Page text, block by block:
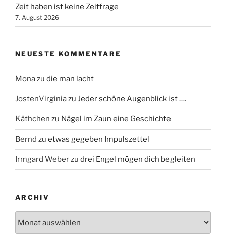
Zeit haben ist keine Zeitfrage
7. August 2026
NEUESTE KOMMENTARE
Monazu die man lacht
JostenVirginiazu Jeder schöne Augenblick ist ….
Käthchen zu Nägel im Zaun eine Geschichte
Bernd zu etwas gegeben Impulszettel
Irmgard Weberzu drei Engel mögen dich begleiten
ARCHIV